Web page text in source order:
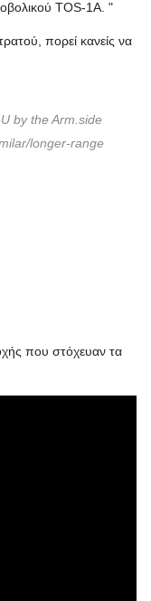
TOS-1A. "
πορεί κανείς να
by the Arm.side
longer-range
που στόχευαν τα